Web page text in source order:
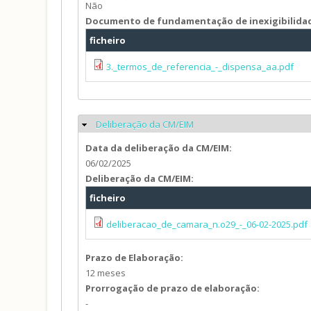
Não
Documento de fundamentação de
ficheiro
3._termos_de_referencia_-_dispensa_aa.pdf
Ocultar
Deliberação da CM/EIM
Data da deliberação da CM/EIM:
06/02/2025
Deliberação da CM/EIM:
ficheiro
deliberacao_de_camara_n.o29_-_06-02-2025.pdf
Prazo de Elaboração:
12 meses
Prorrogação de prazo de elaboração:
-